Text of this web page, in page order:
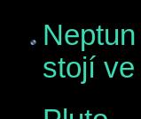
Neptun
stojí